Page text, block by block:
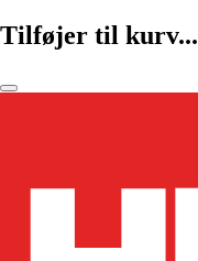
Tilføjer til kurv...